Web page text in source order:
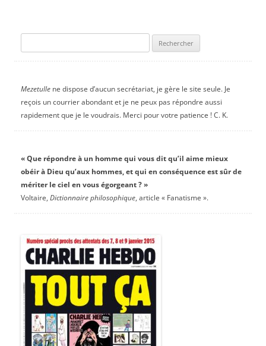
Mezetullene dispose d’aucun secrétariat, je gère le site seule. Je
reçois un courrier abondant et je ne peux pas répondre aussi
rapidement que je le voudrais. Merci pour votre patience ! C. K.
« Que répondre à un homme qui vous dit qu’il aime mieux
obéir à Dieu qu’aux hommes, et qui en conséquence est sûr de
mériter le ciel en vous égorgeant ? »
Voltaire, Dictionnaire philosophique, article « Fanatisme ».